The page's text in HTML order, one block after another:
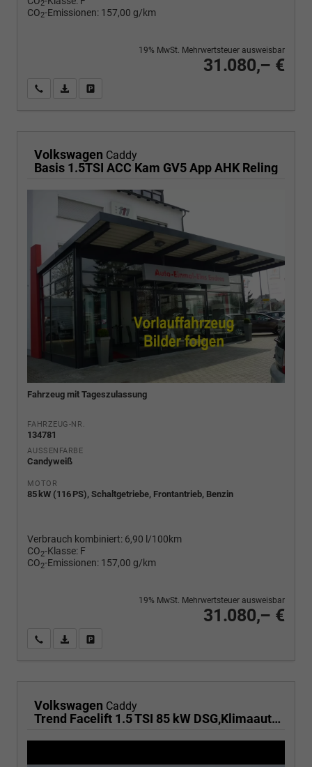
2
CO2-Emissionen: 157,00 g/km
31.080,– €
19% MwSt. Mehrwertsteuer ausweisbar
Wir rufen Sie anPDF-Fahrzeugexposé drucken
Volkswagen Caddy
Basis 1.5TSI ACC Kam GV5 App AHK Reling
Fahrzeug mit Tageszulassung
FAHRZEUG-NR.
134781
AUSSENFARBE
Candyweiß
MOTOR
85 kW (116 PS), Schaltgetriebe, Frontantrieb, Benzin
Verbrauch kombiniert: 6,90 l/100km
CO2-Klasse: F
CO2-Emissionen: 157,00 g/km
31.080,– €
19% MwSt. Mehrwertsteuer ausweisbar
Wir rufen Sie anPDF-Fahrzeugexposé drucken
Volkswagen Caddy
Trend Facelift 1.5 TSI 85 kW DSG,Klimaautomatik, 5 Sitze, Zuziehhilfe Schiebetüren + Heckklappe, PDC v+h, ACC, Side Assist Blind Spot, Ausparkhilfe, Ausstiegswarner, Digital Cockpit PRO, Radioanlage Navigationsvorbereituing,, Mittearmlehne verstellbar